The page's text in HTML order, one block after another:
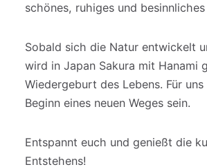
schönes, ruhiges und
Sobald sich die Natur entwickelt
wird in Japan Sakura mit Hanami
Wiedergeburt des Lebens. Für
Beginn eines neuen Weges sein.
Entspannt euch und genießt die
Entstehens!